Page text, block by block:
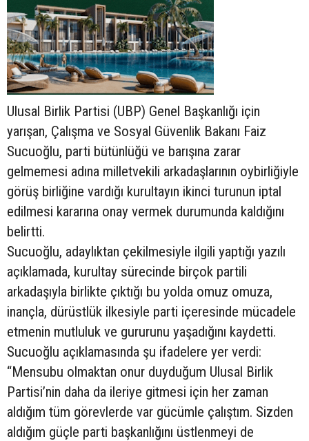
Ulusal Birlik Partisi (UBP) Genel Başkanlığı için
yarışan, Çalışma ve Sosyal Güvenlik Bakanı Faiz
Sucuoğlu, parti bütünlüğü ve barışına zarar
gelmemesi adına milletvekili arkadaşlarının oybirliğiyle
görüş birliğine vardığı kurultayın ikinci turunun iptal
edilmesi kararına onay vermek durumunda kaldığını
belirtti.
Sucuoğlu, adaylıktan çekilmesiyle ilgili yaptığı yazılı
açıklamada, kurultay sürecinde birçok partili
arkadaşıyla birlikte çıktığı bu yolda omuz omuza,
inançla, dürüstlük ilkesiyle parti içeresinde mücadele
etmenin mutluluk ve gururunu yaşadığını kaydetti.
Sucuoğlu açıklamasında şu ifadelere yer verdi:
“Mensubu olmaktan onur duyduğum Ulusal Birlik
Partisi’nin daha da ileriye gitmesi için her zaman
aldığım tüm görevlerde var gücümle çalıştım. Sizden
aldığım güçle parti başkanlığını üstlenmeyi de